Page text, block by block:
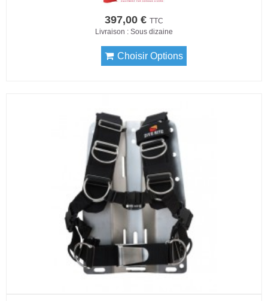
397,00 € TTC
Livraison : Sous dizaine
Choisir Options